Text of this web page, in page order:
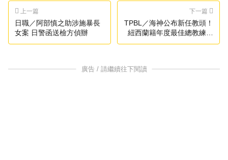
上一篇
日職／阿部慎之助涉施暴長
女案 日警函送檢方偵辦
下一篇
TPBL／海神公布新任教頭！
紐西蘭籍年度最佳總教練出
線
廣告 / 請繼續往下閱讀